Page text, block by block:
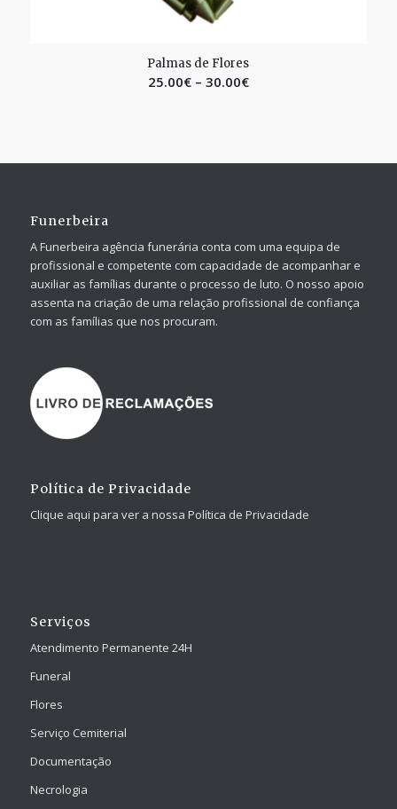
Palmas de Flores
25.00€– 30.00€
Funerbeira
A Funerbeira agência funerária conta com uma equipa de
profissional e competente com capacidade de acompanhar e
auxiliar as famílias durante o processo de luto. O nosso apoio
assenta na criação de uma relação profissional de confiança
com as famílias que nos procuram.
Política de Privacidade
Clique aqui para ver a nossa Política de Privacidade
Serviços
Atendimento Permanente 24H
Funeral
Flores
Serviço Cemiterial
Documentação
Necrologia